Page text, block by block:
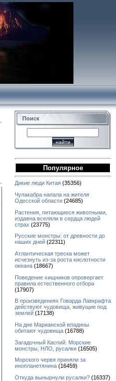
Поиск
Популярное
Дикие люди Китая (35356)
Чупакабра напала на жителя
Одесской области (24685)
Растения, питающиеся животными,
издавна вселяли в сердца людей
страх (23775)
Русские монстры: от древности до
наших дней (22311)
Атлантическая треска может
исчезнуть из-за роста кислотности
океана (18667)
Поведение хищников опровергает
правила естественного отбора
(17907)
В произведениях Говарда Лавкрафта
действуют чудовища, живущие под
землей (17138)
На дне Марианской впадины
обитают чудовища (16788)
Загадочный Каспий. Морские
монстры, НЛО, русалки (16505)
Морского червя приняли за
инопланетянина (16459)
Откуда вынырнули русалки? (16337)